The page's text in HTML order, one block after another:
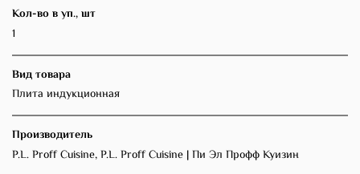
Кол-во в уп., шт
1
Вид товара
Плита индукционная
Производитель
P.L. Proff Cuisine, P.L. Proff Cuisine | Пи Эл Профф Куизин